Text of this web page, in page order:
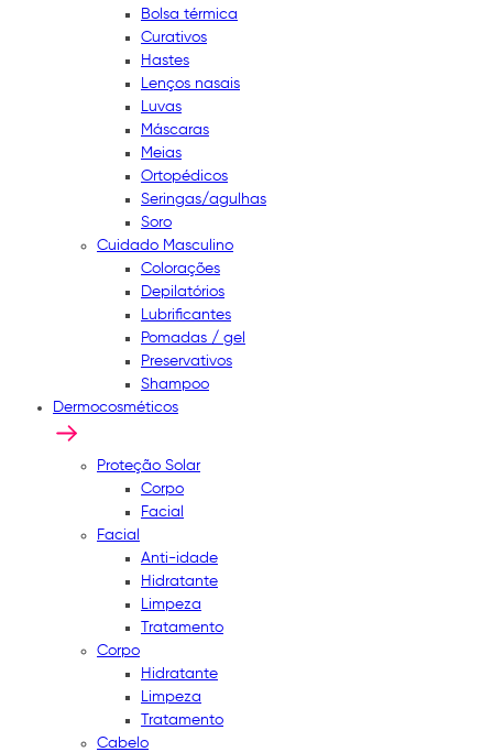
Bolsa térmica
Curativos
Hastes
Lenços nasais
Luvas
Máscaras
Meias
Ortopédicos
Seringas/agulhas
Soro
Cuidado Masculino
Colorações
Depilatórios
Lubrificantes
Pomadas / gel
Preservativos
Shampoo
Dermocosméticos
Proteção Solar
Corpo
Facial
Facial
Anti-idade
Hidratante
Limpeza
Tratamento
Corpo
Hidratante
Limpeza
Tratamento
Cabelo